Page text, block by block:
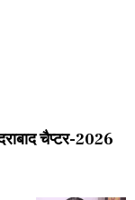
चैप्टर-2026